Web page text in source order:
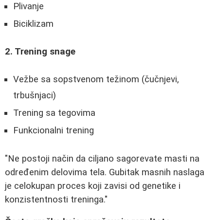
Plivanje
Biciklizam
2. Trening snage
Vežbe sa sopstvenom težinom (čučnjevi,
trbušnjaci)
Trening sa tegovima
Funkcionalni trening
"Ne postoji način da ciljano sagorevate masti na
određenim delovima tela. Gubitak masnih naslaga
je celokupan proces koji zavisi od genetike i
konzistentnosti treninga."